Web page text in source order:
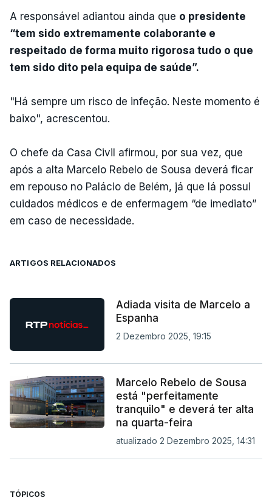
A responsável adiantou ainda que o presidente
“tem sido extremamente colaborante e
respeitado de forma muito rigorosa tudo o que
tem sido dito pela equipa de saúde”.
"Há sempre um risco de infeção. Neste momento é
baixo", acrescentou.
O chefe da Casa Civil afirmou, por sua vez, que
após a alta Marcelo Rebelo de Sousa deverá ficar
em repouso no Palácio de Belém, já que lá possui
cuidados médicos e de enfermagem “de imediato”
em caso de necessidade.
ARTIGOS RELACIONADOS
Adiada visita de Marcelo a
Espanha
2 Dezembro 2025, 19:15
Marcelo Rebelo de Sousa
está "perfeitamente
tranquilo" e deverá ter alta
na quarta-feira
atualizado 2 Dezembro 2025, 14:31
TÓPICOS